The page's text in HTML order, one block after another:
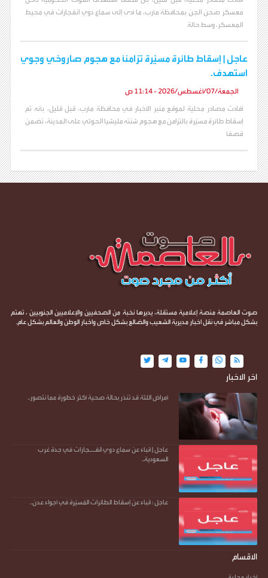
معسكر صحن الجن بمحافظة مأرب، ما أدى إلى سماع دوي انفجارات في محيط
المعسكر، وسط حالة
عاجل | إسقاط طائرة مسيّرة تزامنًا مع هجوم صاروخي وجوي
استهدف.
الجمعة/07/أغسطس/2026 - 11:14 ص
أفادت مصادر محلية لموقع منبر الأخبار في محافظة مأرب، قبل قليل، بأنه تم
إسقاط طائرة مسيّرة بالتزامن مع هجوم شنته مليشيا الحوثي على المدينة، تضمن
قصفًا
صوت العاصمة منصة إعلامية مستقلة، يديرها نخبة من الصحفيين والإعلاميين الجنوبيين ، تهتم
بشكل مباشر في نقل اخبار مديرية الشعيب والضالع بشكل خاص واخبار الوطن والعالم بشكل عام.
اخر الاخبار
أمراض اللثة قد تنذر بحالة صحية أكثر خطورة مما نتصور..
عاجل | أنباء عن سماع دوي انفـ.ـجارات في جدة غرب
السعودية..
عاجل : أنباء عن إسقاط الطائرات المُسيّرة في أجواء عدن..
الاقسام